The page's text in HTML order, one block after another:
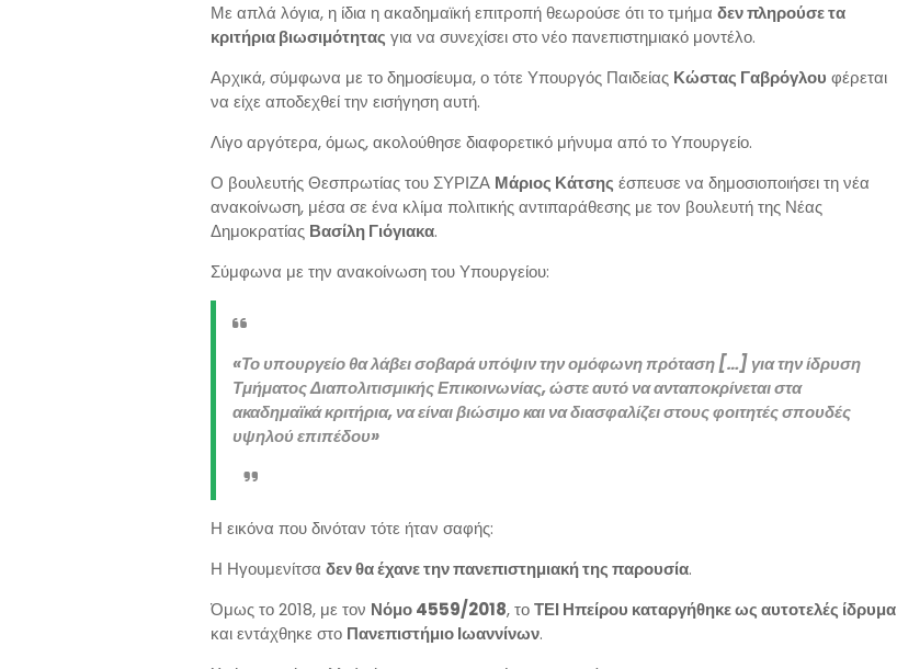
Με απλά λόγια, η ίδια η ακαδημαϊκή επιτροπή θεωρούσε ότι το τμήμα δεν πληρούσε τα
κριτήρια βιωσιμότητας για να συνεχίσει στο νέο πανεπιστημιακό μοντέλο.
Αρχικά, σύμφωνα με το δημοσίευμα, ο τότε Υπουργός Παιδείας Κώστας Γαβρόγλου φέρεται
να είχε αποδεχθεί την εισήγηση αυτή.
Λίγο αργότερα, όμως, ακολούθησε διαφορετικό μήνυμα από το Υπουργείο.
Ο βουλευτής Θεσπρωτίας του ΣΥΡΙΖΑ Μάριος Κάτσης έσπευσε να δημοσιοποιήσει τη νέα
ανακοίνωση, μέσα σε ένα κλίμα πολιτικής αντιπαράθεσης με τον βουλευτή της Νέας
Δημοκρατίας Βασίλη Γιόγιακα.
Σύμφωνα με την ανακοίνωση του Υπουργείου:
«Το υπουργείο θα λάβει σοβαρά υπόψιν την ομόφωνη πρόταση […] για την ίδρυση
Τμήματος Διαπολιτισμικής Επικοινωνίας, ώστε αυτό να ανταποκρίνεται στα
ακαδημαϊκά κριτήρια, να είναι βιώσιμο και να διασφαλίζει στους φοιτητές σπουδές
υψηλού επιπέδου»
Η εικόνα που δινόταν τότε ήταν σαφής:
Η Ηγουμενίτσα δεν θα έχανε την πανεπιστημιακή της παρουσία.
Όμως το 2018, με τον Νόμο 4559/2018, τοΤΕΙ Ηπείρου καταργήθηκε ως αυτοτελές ίδρυμα
και εντάχθηκε στο Πανεπιστήμιο Ιωαννίνων.